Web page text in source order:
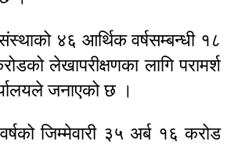
४६ आर्थिक वर्षसम्बन्धी १८
लेखापरीक्षणका लागि परामर्श
जनाएको छ ।
जिम्मेवारी ३५ अर्ब १६ करोड